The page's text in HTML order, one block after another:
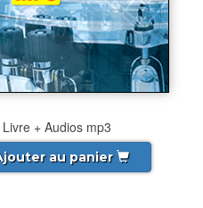
Livre + Audios mp3
au panier